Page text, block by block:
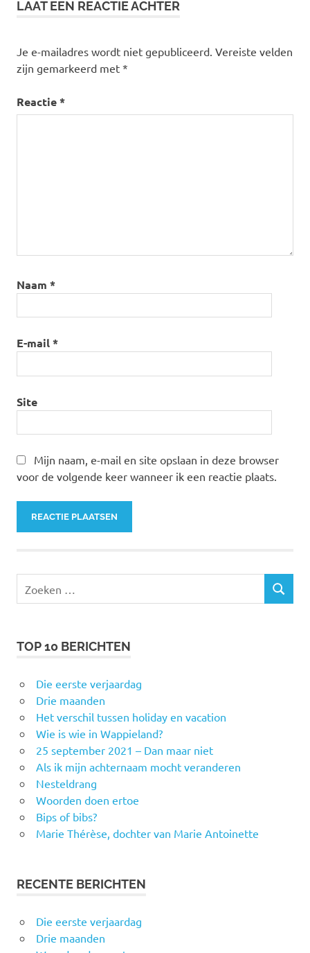
LAAT EEN REACTIE ACHTER
Je e-mailadres wordt niet gepubliceerd. Vereiste velden
zijn gemarkeerd met *
Reactie*
Naam *
E-mail*
Site
Mijn naam, e-mail en site opslaan in deze browser
voor de volgende keer wanneer ik een reactie plaats.
naar:
ZOEKEN
TOP 10 BERICHTEN
Die eerste verjaardag
Drie maanden
Het verschil tussen holiday en vacation
Wie is wie in Wappieland?
25 september 2021 – Dan maar niet
Als ik mijn achternaam mocht veranderen
Nesteldrang
Woorden doen ertoe
Bips of bibs?
Marie Thérèse, dochter van Marie Antoinette
RECENTE BERICHTEN
Die eerste verjaardag
Drie maanden